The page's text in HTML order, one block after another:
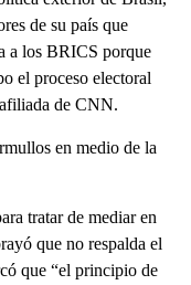
de su país que
a los BRICS porque
el proceso electoral
de CNN.
en medio de la
tratar de mediar en
que no respalda el
que “el principio de